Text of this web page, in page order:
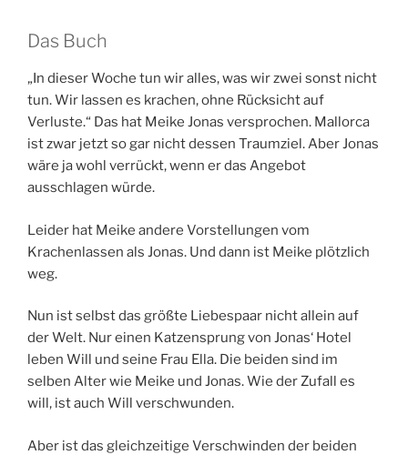
Das Buch
„In dieser Woche tun wir alles, was wir zwei sonst nicht
tun. Wir lassen es krachen, ohne Rücksicht auf
Verluste.“ Das hat Meike Jonas versprochen. Mallorca
ist zwar jetzt so gar nicht dessen Traumziel. Aber Jonas
wäre ja wohl verrückt, wenn er das Angebot
ausschlagen würde.
Leider hat Meike andere Vorstellungen vom
Krachenlassen als Jonas. Und dann ist Meike plötzlich
weg.
Nun ist selbst das größte Liebespaar nicht allein auf
der Welt. Nur einen Katzensprung von Jonas‘ Hotel
leben Will und seine Frau Ella. Die beiden sind im
selben Alter wie Meike und Jonas. Wie der Zufall es
will, ist auch Will verschwunden.
Aber ist das gleichzeitige Verschwinden der beiden